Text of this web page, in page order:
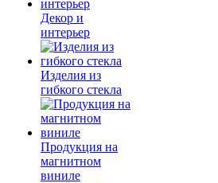
Декор и
интерьер
Изделия из
гибкого стекла
Продукция на
магнитном
виниле